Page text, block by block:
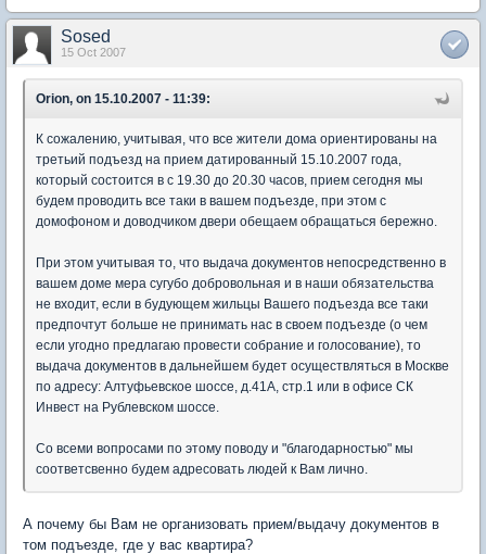
Sosed
15 Oct 2007
Orion, on 15.10.2007 - 11:39:
К сожалению, учитывая, что все жители дома ориентированы на
третьий подъезд на прием датированный 15.10.2007 года,
который состоится в с 19.30 до 20.30 часов, прием сегодня мы
будем проводить все таки в вашем подъезде, при этом с
домофоном и доводчиком двери обещаем обращаться бережно.
При этом учитывая то, что выдача документов непосредственно в
вашем доме мера сугубо добровольная и в наши обязательства
не входит, если в будующем жильцы Вашего подъезда все таки
предпочтут больше не принимать нас в своем подъезде (о чем
если угодно предлагаю провести собрание и голосование), то
выдача документов в дальнейшем будет осуществляться в Москве
по адресу: Алтуфьевское шоссе, д.41А, стр.1 или в офисе СК
Инвест на Рублевском шоссе.
Со всеми вопросами по этому поводу и "благодарностью" мы
соответсвенно будем адресовать людей к Вам лично.
А почему бы Вам не организовать прием/выдачу документов в
том подъезде, где у вас квартира?